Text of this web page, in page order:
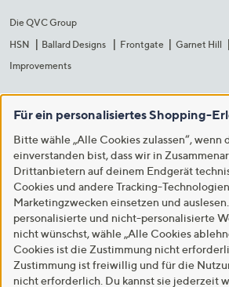
Die QVC Group
HSN
Ballard Designs Frontgate Garnet Hill
Improvements
Für ein personalisiertes Shopping-
Bitte wähle „Alle Cookies zulassen“, wenn
einverstanden bist, dass wir in
Drittanbietern auf deinem Endgerät
Cookies und andere Tracking-
Marketingzwecken einsetzen und
personalisierte und nicht-personalisierte
nicht wünschst, wähle „Alle Cookies
Cookies ist die Zustimmung nicht
Zustimmung ist freiwillig und für die
nicht erforderlich. Du kannst sie jederzeit